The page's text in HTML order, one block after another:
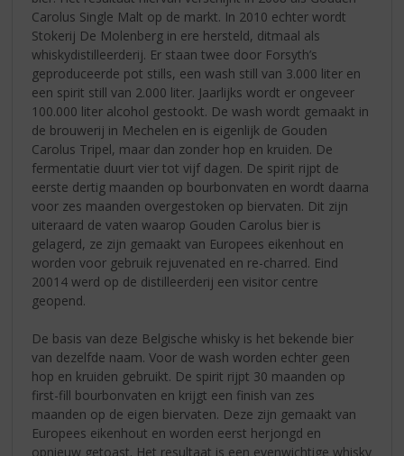
Carolus Single Malt op de markt. In 2010 echter wordt
Stokerij De Molenberg in ere hersteld, ditmaal als
whiskydistilleerderij. Er staan twee door Forsyth’s
geproduceerde pot stills, een wash still van 3.000 liter en
een spirit still van 2.000 liter. Jaarlijks wordt er ongeveer
100.000 liter alcohol gestookt. De wash wordt gemaakt in
de brouwerij in Mechelen en is eigenlijk de Gouden
Carolus Tripel, maar dan zonder hop en kruiden. De
fermentatie duurt vier tot vijf dagen. De spirit rijpt de
eerste dertig maanden op bourbonvaten en wordt daarna
voor zes maanden overgestoken op biervaten. Dit zijn
uiteraard de vaten waarop Gouden Carolus bier is
gelagerd, ze zijn gemaakt van Europees eikenhout en
worden voor gebruik rejuvenated en re-charred. Eind
20014 werd op de distilleerderij een visitor centre
geopend.
De basis van deze Belgische whisky is het bekende bier
van dezelfde naam. Voor de wash worden echter geen
hop en kruiden gebruikt. De spirit rijpt 30 maanden op
first-fill bourbonvaten en krijgt een finish van zes
maanden op de eigen biervaten. Deze zijn gemaakt van
Europees eikenhout en worden eerst herjongd en
opnieuw getoast. Het resultaat is een evenwichtige whisky